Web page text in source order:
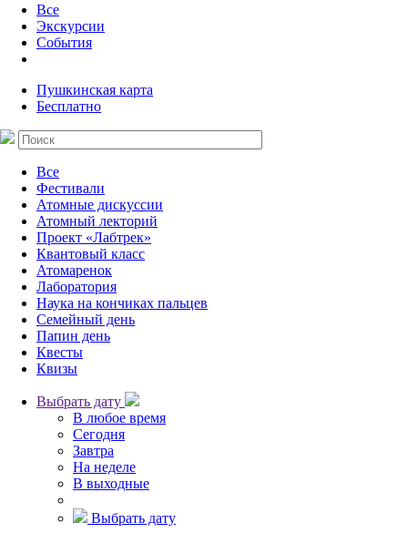
Все
Экскурсии
События
Пушкинская карта
Бесплатно
Все
Фестивали
Атомные дискуссии
Атомный лекторий
Проект «Лабтрек»
Квантовый класс
Атомаренок
Лаборатория
Наука на кончиках пальцев
Семейный день
Папин день
Квесты
Квизы
Выбрать дату
В любое время
Сегодня
Завтра
На неделе
В выходные
Выбрать дату